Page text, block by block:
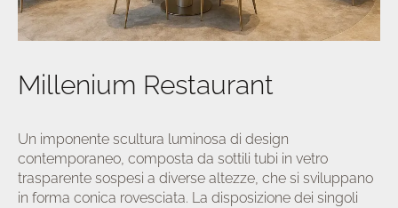
Millenium Restaurant
Un imponente scultura luminosa di design
contemporaneo, composta da sottili tubi in vetro
trasparente sospesi a diverse altezze, che si sviluppano
in forma conica rovesciata. La disposizione dei singoli
disattiva